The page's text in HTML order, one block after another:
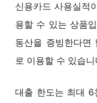
신용카드 사용실적
용할 수 있는 상품
동산을 증빙한다면
로 이용할 수 있습니
대출 한도는 최대 6